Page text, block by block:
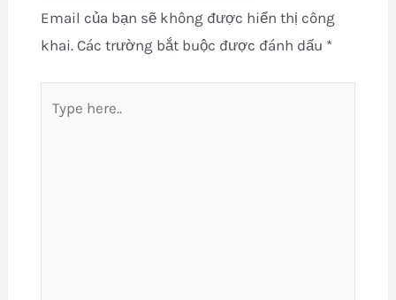
Email của bạn sẽ không được hiển thị công
khai. Các trường bắt buộc được đánh dấu *
here..